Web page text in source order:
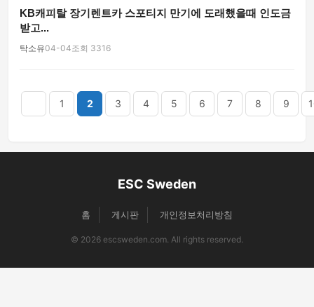
KB캐피탈 장기렌트카 스포티지 만기에 도래했을때 인도금
받고...
탁소유04-04조회 3316
1 2 3 4 5 6 7 8 9
ESC Sweden
홈 게시판 개인정보처리방침
© 2026 escsweden.com. All rights reserved.